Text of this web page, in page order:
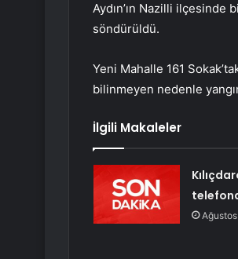
Aydın’ın Nazilli
söndürüldü.
Yeni Mahalle 161
bilinmeyen nedenle
İlgili Makaleler